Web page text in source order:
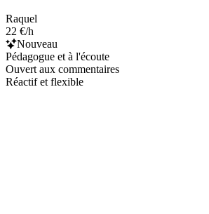
Raquel
22 €/h
Nouveau
Pédagogue et à l'écoute
Ouvert aux commentaires
Réactif et flexible